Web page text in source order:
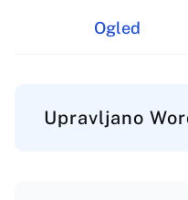
Ogled
Upravljano